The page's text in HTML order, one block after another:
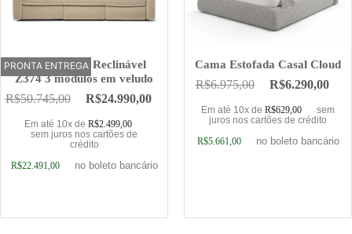
OFERTA
PRONTA ENTREGA
Sofá Elétrico Reclinável
Z374 3 módulos em veludo
R$50.745,00 R$24.990,00
Em até 10x de R$2.499,00
sem juros nos cartões de
crédito
R$22.491,00 no boleto bancário
Cama Estofada Casal Cloud
R$6.975,00 R$6.290,00
Em até 10x de R$629,00
sem
juros nos cartões de crédito
R$5.661,00 no boleto bancário